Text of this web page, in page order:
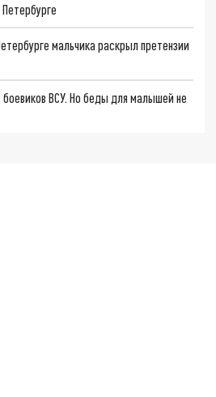
мальчика раскрыл претензии
ВСУ. Но беды для малышей не